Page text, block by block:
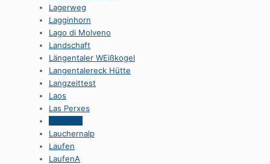
Lagerweg
Lagginhorn
Lago di Molveno
Landschaft
Längentaler WEißkogel
Langentalereck Hütte
Langzeittest
Laos
Las Perxes
Lauchernalp
Laufen
LaufenA